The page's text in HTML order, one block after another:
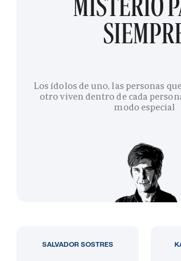
Los ídolos de uno, las personas
otro viven dentro de cada
modo especial
SALVADOR SOSTRES